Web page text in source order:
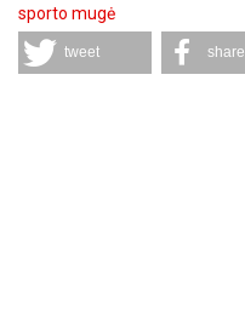
sporto mugė
tweet share